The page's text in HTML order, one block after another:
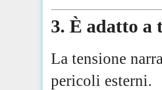
3. È adatto a
La tensione
pericoli esterni.